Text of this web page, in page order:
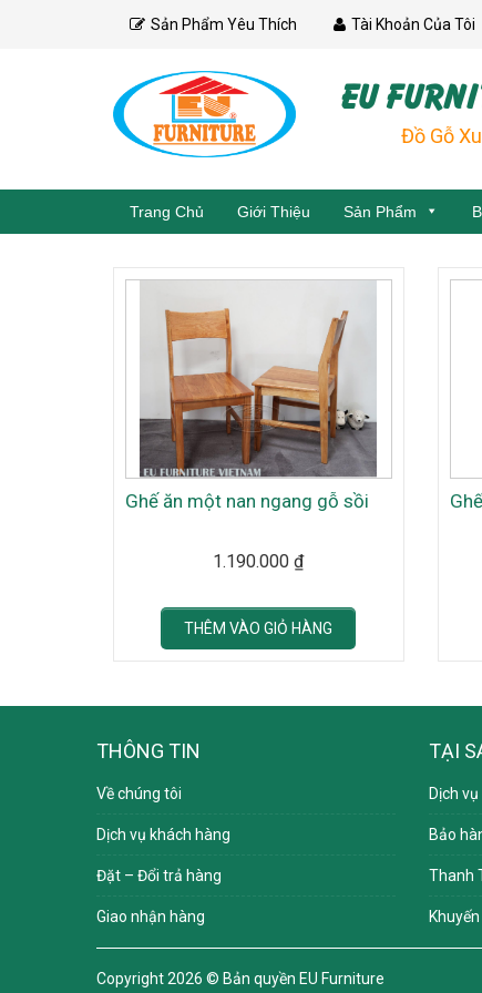
Sản Phẩm Yêu Thích Tài Khoản Của Tôi
EU
Đồ Gỗ
Trang Chủ Giới Thiệu Sản Phẩm
Ghế ăn một nan ngang gỗ sồi
1.190.000₫
THÊM VÀO GIỎ HÀNG
THÔNG TIN
Về chúng tôi
Dịch vụ khách hàng
Đặt – Đổi trả hàng
Giao nhận hàng
TẠI
Dịch
Bảo
Thanh
Copyright 2026 © Bản quyền EU Furniture